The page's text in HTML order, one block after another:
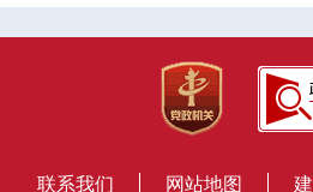
联系我们 网站地图